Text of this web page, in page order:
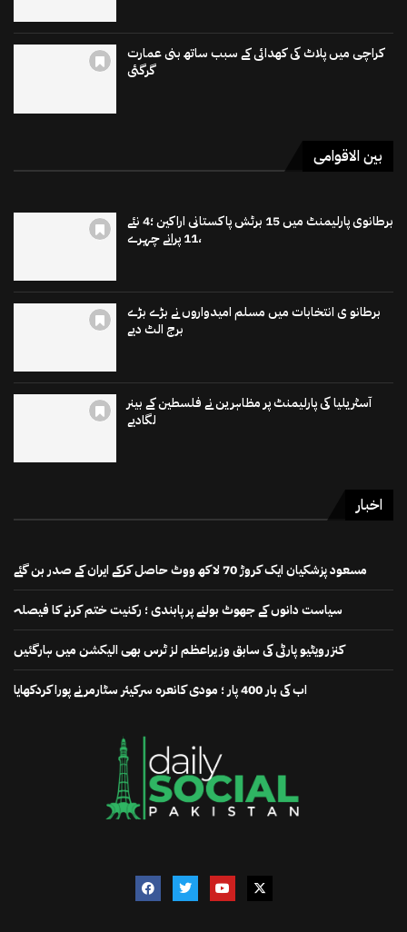
کراچی میں پلاٹ کی کھدائی کے سبب ساتھ بنی عمارت
گرگئی
بین الاقوامی
برطانوی پارلیمنٹ میں 15 برٹش پاکستانی اراکین ؛4 نئے
،11 پرانے چہرے
برطانو ی انتخابات میں مسلم امیدواروں نے بڑے بڑے
برج الٹ دیے
آسٹریلیا کی پارلیمنٹ پر مظاہرین نے فلسطین کے بینر
لگادیے
اخبار
مسعود پزشکیان ایک کروڑ 70 لاکھ ووٹ حاصل کرکے ایران کے صدر بن گئے
سیاست دانوں کے جھوٹ بولنے پر پابندی ؛ رکنیت ختم کرنے کا فیصلہ
کنزرویٹیو پارٹی کی سابق وزیراعظم لز ٹرس بھی الیکشن میں ہارگئیں
اب کی بار 400 پار ؛ مودی کانعرہ سرکیئر سٹارمر نے پورا کردکھایا